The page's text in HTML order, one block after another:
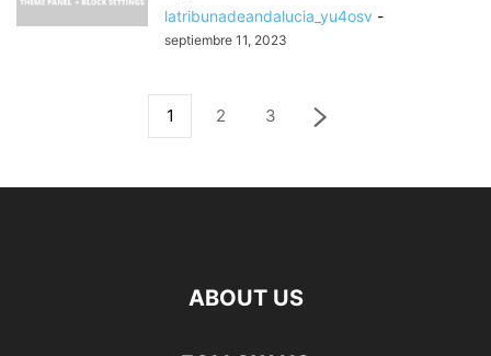
latribunadeandalucia_yu4osv -
septiembre 11, 2023
1 2 3
ABOUT US